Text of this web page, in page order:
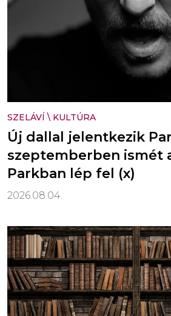
SZELÁVÍ \ KULTÚRA
Új dallal jelentkezik
szeptemberben ismét
Parkban lép fel (x)
2026.08.04.